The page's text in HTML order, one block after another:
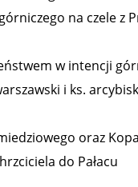
na czele z
w intencji
i ks.
oraz
do Pałacu